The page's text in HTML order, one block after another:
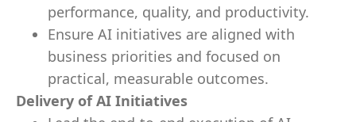
performance, quality, and productivity.
Ensure AI initiatives are aligned with
business priorities and focused on
practical, measurable outcomes.
Delivery of AI Initiatives